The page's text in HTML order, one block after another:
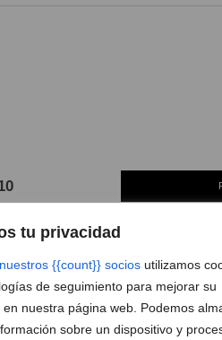
tu privacidad
nuestros {{count}} socios utilizamos
de seguimiento para mejorar su
nuestra página web. Podemos
sobre un dispositivo y
de Dénia de 2023: fechas,
Cartel de Les societats conquerides
Dia de la